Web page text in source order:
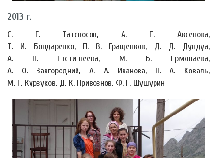
2013 г.
С. Г. Татевосов, А. Е. Аксенова,
Т. И. Бондаренко, П. В. Гращенков, Д. Д. Дундуа,
А. П. Евстигнеева, М. Б. Ермолаева,
А. О. Завгородний, А. А. Иванова, П. А. Коваль,
М. Г. Курзуков, Д. К. Привознов, Ф. Г. Шушурин